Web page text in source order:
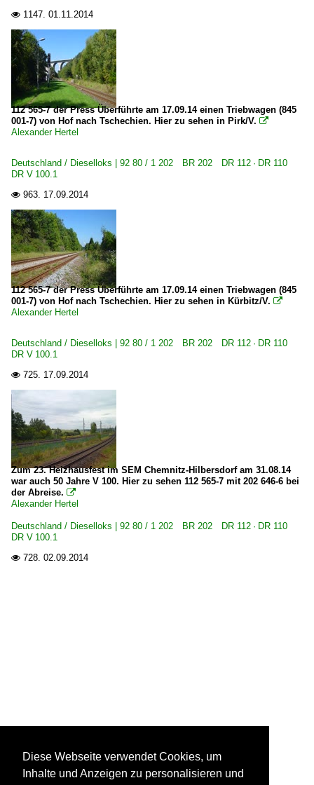
 1147. 01.11.2014
112 565-7 der Press Überführte am 17.09.14 einen Triebwagen (845
001-7) von Hof nach Tschechien. Hier zu sehen in Pirk/V. 
Alexander Hertel
Deutschland / Dieselloks | 92 80 / 1 202 BR 202 DR 112 · DR 110
DR V 100.1
 963. 17.09.2014
112 565-7 der Press Überführte am 17.09.14 einen Triebwagen (845
001-7) von Hof nach Tschechien. Hier zu sehen in Kürbitz/V. 
Alexander Hertel
Deutschland / Dieselloks | 92 80 / 1 202 BR 202 DR 112 · DR 110
DR V 100.1
 725. 17.09.2014
Zum 23. Heizhausfest im SEM Chemnitz-Hilbersdorf am 31.08.14
war auch 50 Jahre V 100. Hier zu sehen 112 565-7 mit 202 646-6 bei
der Abreise. 
Alexander Hertel
Deutschland / Dieselloks | 92 80 / 1 202 BR 202 DR 112 · DR 110
DR V 100.1
 728. 02.09.2014
Diese Webseite verwendet Cookies, um
Inhalte und Anzeigen zu personalisieren und